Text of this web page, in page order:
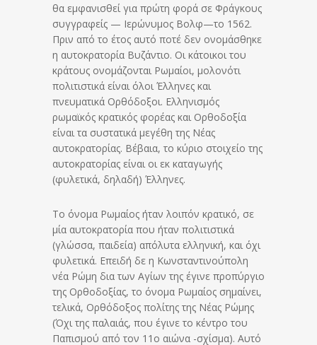
θα εμφανισθεί για πρώτη φορά σε Φράγκους
συγγραφείς — Ιερώνυμος Βολφ—το 1562.
Πριν από το έτος αυτό ποτέ δεν ονομάσθηκε
η αυτοκρατορία Βυζάντιο. Οι κάτοικοι του
κράτους ονομάζονται Ρωμαίοι, μολονότι
πολιτιστικά είναι όλοι Έλληνες και
πνευματικά Ορθόδοξοι. Ελληνισμός
ρωμαϊκός κρατικός φορέας και Ορθοδοξία
είναι τα συστατικά μεγέθη της Νέας
αυτοκρατορίας. Βέβαια, το κύριο στοιχείο της
αυτοκρατορίας είναι οι εκ καταγωγής
(φυλετικά, δηλαδή) Έλληνες.
Το όνομα Ρωμαίος ήταν λοιπόν κρατικό, σε
μία αυτοκρατορία που ήταν πολιτιστικά
(γλώσσα, παιδεία) απόλυτα ελληνική, και όχι
φυλετικά. Επειδή δε η Κωνσταντινούπολη
νέα Ρώμη δια των Αγίων της έγινε προπύργιο
της Ορθοδοξίας, το όνομα Ρωμαίος σημαίνει,
τελικά, Ορθόδοξος πολίτης της Νέας Ρώμης
(Όχι της παλαιάς, που έγινε το κέντρο του
Παπισμού από τον 11ο αιώνα -σχίσμα). Αυτό